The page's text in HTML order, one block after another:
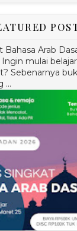
Bahasa Arab
mulai
Sebenarnya
...